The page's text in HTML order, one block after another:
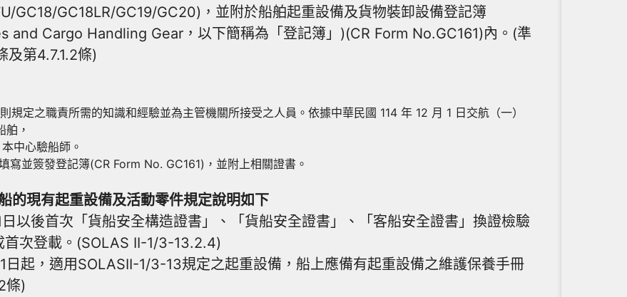
GC18/GC18LR/GC19/GC20)，並附於船舶起重設備及貨物裝卸設備登記簿
and Cargo Handling Gear，以下簡稱為「登記簿」)(CR Form No.GC161)內。(準
第4.7.1.2條)
定之職責所需的知識和經驗並為主管機關所接受之人員。依據中華民國 114 年 12 月 1 日交航（一）
，
中心驗船師。
並簽發登記簿(CR Form No. GC161)，並附上相關證書。
的現有起重設備及活動零件規定說明如下
後首次「貨船安全構造證書」、「貨船安全證書」、「客船安全證書」換證檢驗
首次登載。(SOLAS II-1/3-13.2.4)
，適用SOLASII-1/3-13規定之起重設備，船上應備有起重設備之維護保養手冊
條)